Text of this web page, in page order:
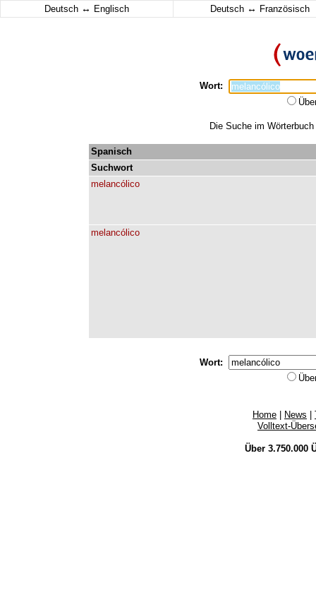
Deutsch ↔ Englisch Deutsch ↔ Französisch
Wort:
Die Suche im
Spanisch
Suchwort
melancólico
melancólico
Wort:
Home News
Volltext-
Über 3.750.000